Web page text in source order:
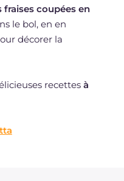
fraises coupées en
le bol, en en
décorer la
recettes à